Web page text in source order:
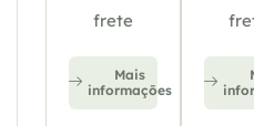
frete
Mais
informações